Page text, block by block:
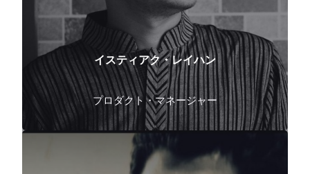
イスティアク・レイハン
プロダクト・マネージャー